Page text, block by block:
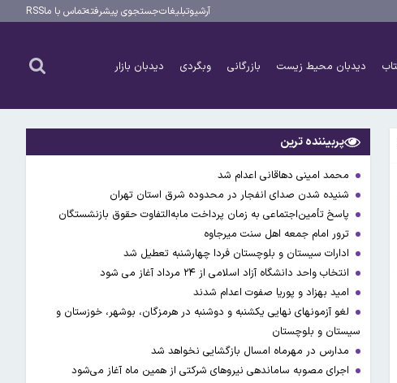
آرشیوتبلیغاتجستجوی پیشرفتهتماس با ماRSS
دیدبان محیط زیست بازرگانی وبگردی دیدبان بازار
پربیننده ترین
محمد امینی دهاقانی اعدام شد
شنیده شدن صدای انفجار در محدوده شرق استان تهران
پاسخ تأمین‌اجتماعی به زمان پرداخت مابه‌التفاوت حقوق بازنشستگان
ترور امام جمعه اهل سنت میرجاوه
ادارات سیستان و بلوچستان فردا چهارشنبه تعطیل شد
انتخاب واحد دانشگاه آزاد اسلامی از ۲۴ مرداد آغاز می شود
امید بهزاد و پوریا صفوت اعدام شدند
لغو آزمونهای نهایی یکشنبه و دوشنبه در هرمزگان، بوشهر، خوزستان و
سیستان و بلوچستان
مدارس در مهرماه امسال بازگشایی نخواهد شد
اجرای مصوبه ساماندهی نیرو‌های شرکتی از همین ماه آغاز می‌شود